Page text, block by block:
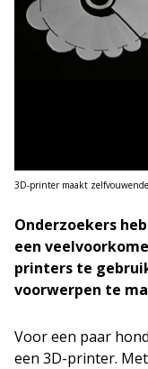
3D-printer maakt
Onderzoekers
een
printers te
voorwerpen te
Voor een paar
een 3D-printer.